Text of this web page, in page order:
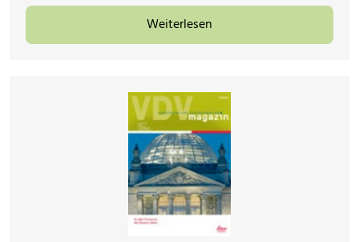
Weiterlesen